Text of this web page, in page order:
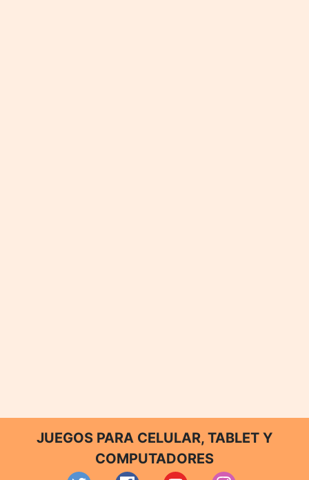
JUEGOS PARA CELULAR, TABLET Y
COMPUTADORES